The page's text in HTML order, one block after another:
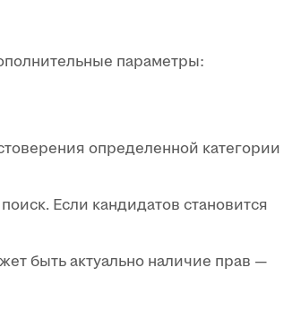
параметры:
определенной категории
Если кандидатов становится
быть актуально наличие прав —